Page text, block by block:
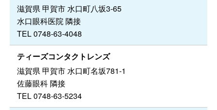
滋賀県 甲賀市 水口町八坂3-65
水口眼科医院 隣接
TEL 0748-63-4048
ティーズコンタクトレンズ
滋賀県 甲賀市 水口町名坂781-1
佐藤眼科 隣接
TEL 0748-63-5234